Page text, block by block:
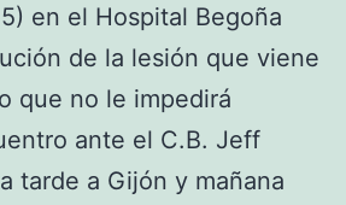
en el Hospital Begoña
de la lesión que viene
que no le impedirá
ante el C.B. Jeff
tarde a Gijón y mañana